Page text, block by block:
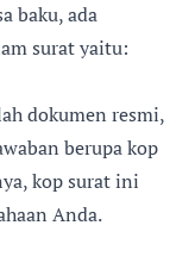
baku, ada
surat yaitu:
dokumen resmi,
berupa kop
kop surat ini
Anda.